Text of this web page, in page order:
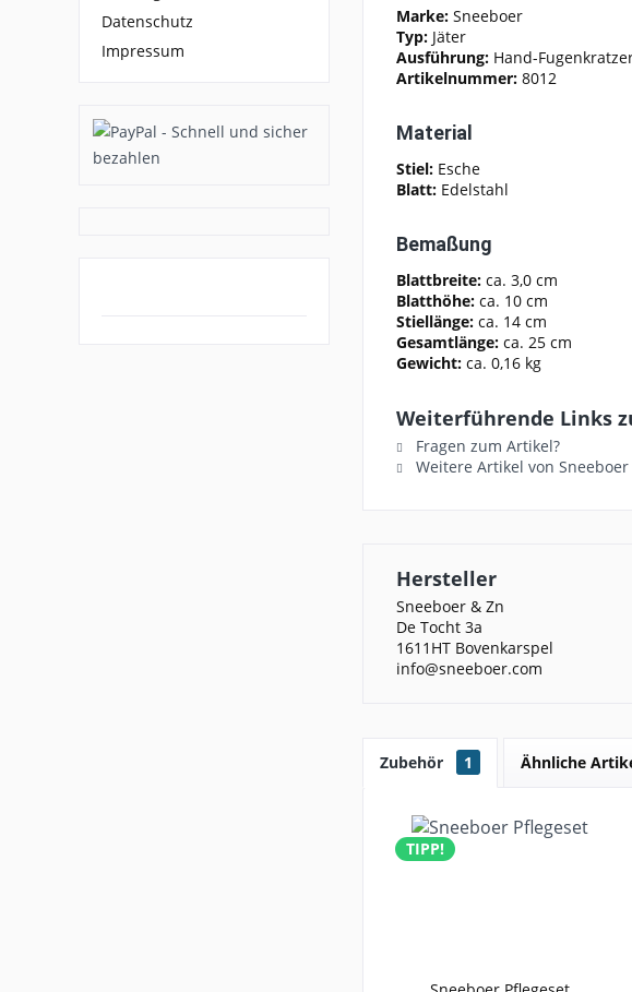
Datenschutz
Impressum
Marke: Sneeboer
Typ: Jäter
Ausführung: Hand-
Artikelnummer: 8012
Material
Stiel: Esche
Blatt: Edelstahl
Bemaßung
Blattbreite: ca. 3,0 cm
Blatthöhe: ca. 10 cm
Stiellänge: ca. 14 cm
Gesamtlänge: ca. 25 cm
Gewicht: ca. 0,16 kg
Weiterführende Links
Fragen zum Artikel?
Weitere Artikel von Sneeboer
Hersteller
Sneeboer & Zn
De Tocht 3a
1611HT Bovenkarspel
info@sneeboer.com
Zubehör 1 Ähnliche
TIPP!